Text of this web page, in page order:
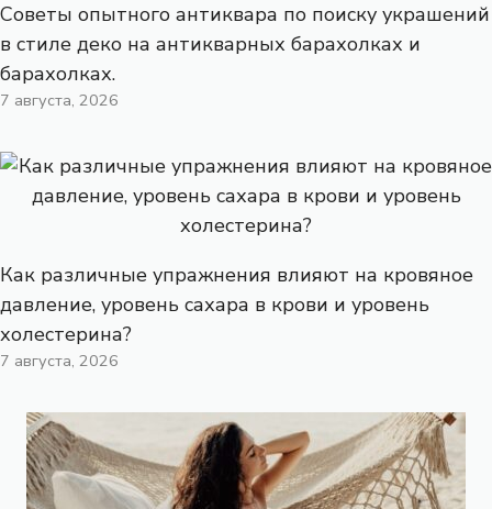
Советы опытного антиквара по поиску украшений
в стиле деко на антикварных барахолках и
барахолках.
7 августа, 2026
Как различные упражнения влияют на кровяное
давление, уровень сахара в крови и уровень
холестерина?
7 августа, 2026